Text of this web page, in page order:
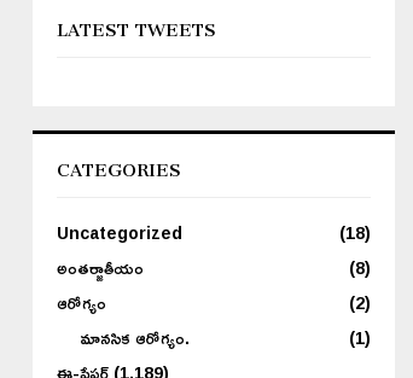
LATEST TWEETS
CATEGORIES
Uncategorized
(18)
అంతర్జాతీయం
(8)
ఆరోగ్యం
(2)
మానసిక ఆరోగ్యం.
(1)